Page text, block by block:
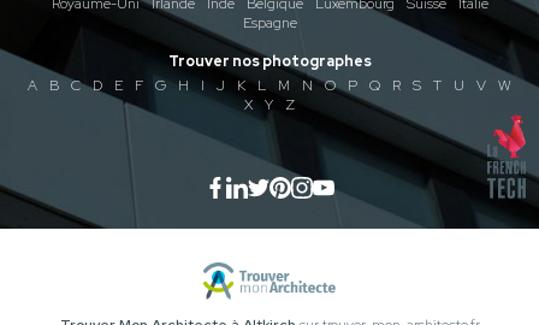
Royaume-Uni
Irlande Inde Belgique Luxembourg Suisse
Italie
Espagne
Trouver nos photographes
A
B C D E F G H I J K L M N O P Q R S T U V
W
X
Y Z